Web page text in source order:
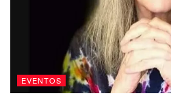
EVENTOS